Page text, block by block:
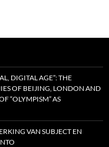
DIGITAL AGE”: THE
OF BEIJING, LONDON AND
“OLYMPISM” AS
VAN SUBJECT EN